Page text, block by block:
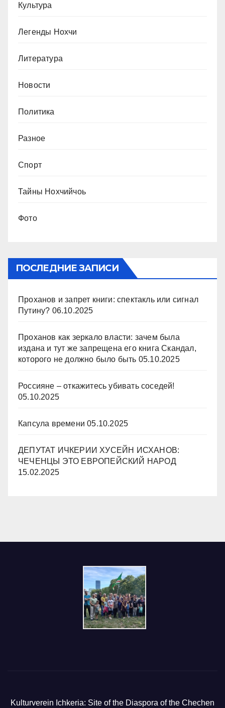
Культура
Легенды Нохчи
Литература
Новости
Политика
Разное
Спорт
Тайны Нохчийчоь
Фото
ПОСЛЕДНИЕ ЗАПИСИ
Проханов и запрет книги: спектакль или сигнал
Путину? 06.10.2025
Проханов как зеркало власти: зачем была
издана и тут же запрещена его книга Скандал,
которого не должно было быть 05.10.2025
Россияне – откажитесь убивать соседей!
05.10.2025
Капсула времени 05.10.2025
ДЕПУТАТ ИЧКЕРИИ ХУСЕЙН ИСХАНОВ:
ЧЕЧЕНЦЫ ЭТО ЕВРОПЕЙСКИЙ НАРОД
15.02.2025
Kulturverein Ichkeria: Site of the Diaspora of the Chechen